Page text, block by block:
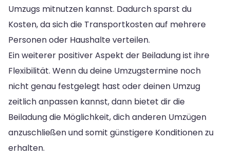
Umzugs mitnutzen kannst. Dadurch sparst du
Kosten, da sich die Transportkosten auf mehrere
Personen oder Haushalte verteilen.
Ein weiterer positiver Aspekt der Beiladung ist ihre
Flexibilität. Wenn du deine Umzugstermine noch
nicht genau festgelegt hast oder deinen Umzug
zeitlich anpassen kannst, dann bietet dir die
Beiladung die Möglichkeit, dich anderen Umzügen
anzuschließen und somit günstigere Konditionen zu
erhalten.